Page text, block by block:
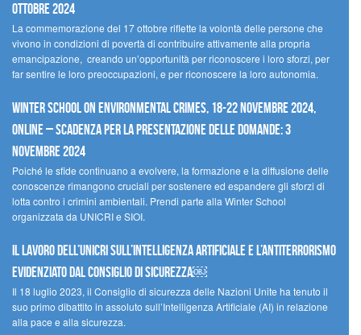
ottobre 2024
La commemorazione del 17 ottobre riflette la volontà delle persone che
vivono in condizioni di povertà di contribuire attivamente alla propria
emancipazione, creando un’opportunità per riconoscere i loro sforzi, per
far sentire le loro preoccupazioni, e per riconoscere la loro autonomia.
Winter School on Environmental Crimes, 18-22 novembre 2024,
Online – Scadenza per la presentazione delle domande: 3
novembre 2024
Poiché le sfide continuano a evolvere, la formazione e la diffusione delle
conoscenze rimangono cruciali per sostenere ed espandere gli sforzi di
lotta contro i crimini ambientali. Prendi parte alla Winter School
organizzata da UNICRI e SIOI.
Il lavoro dell’UNICRI sull’intelligenza artificiale e l’antiterrorismo
evidenziato dal Consiglio di Sicurezza￼
Il 18 luglio 2023, il Consiglio di sicurezza delle Nazioni Unite ha tenuto il
suo primo dibattito in assoluto sull’Intelligenza Artificiale (AI) in relazione
alla pace e alla sicurezza.